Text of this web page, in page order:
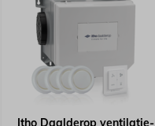
Itho Daalderop ventilatie-